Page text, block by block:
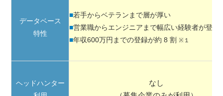
データベース
特性
■若手からベテランまで層が厚い
■営業職からエンジニアまで幅広い経験者が登録
■年収600万円までの登録が約 8 割※１
ヘッドハンター
なし